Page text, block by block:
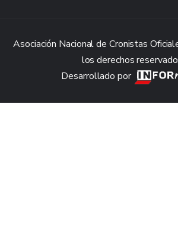
Asociación Nacional de Cronistas
los derechos
Desarrollado por